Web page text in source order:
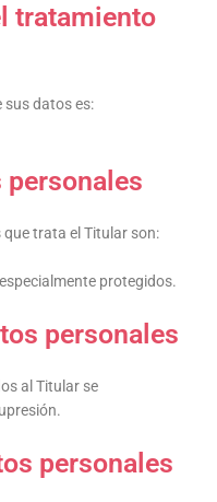
tratamiento
sus datos es:
personales
trata el Titular son:
protegidos.
personales
al Titular se
personales